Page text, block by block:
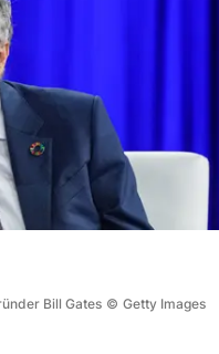
Bill Gates © Getty Images